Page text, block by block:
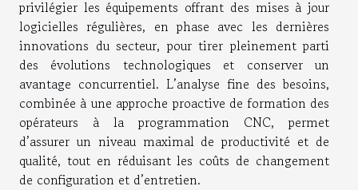
privilégier les équipements offrant des mises à jour
logicielles régulières, en phase avec les dernières
innovations du secteur, pour tirer pleinement parti
des évolutions technologiques et conserver un
avantage concurrentiel. L’analyse fine des besoins,
combinée à une approche proactive de formation des
opérateurs à la programmation CNC, permet
d’assurer un niveau maximal de productivité et de
qualité, tout en réduisant les coûts de changement
de configuration et d’entretien.